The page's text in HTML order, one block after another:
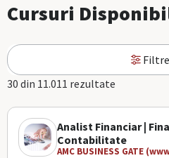
Cursuri
30 din 11.011 rezultate
Analist Financiar |
Contabilitate
AMC BUSINESS GATE